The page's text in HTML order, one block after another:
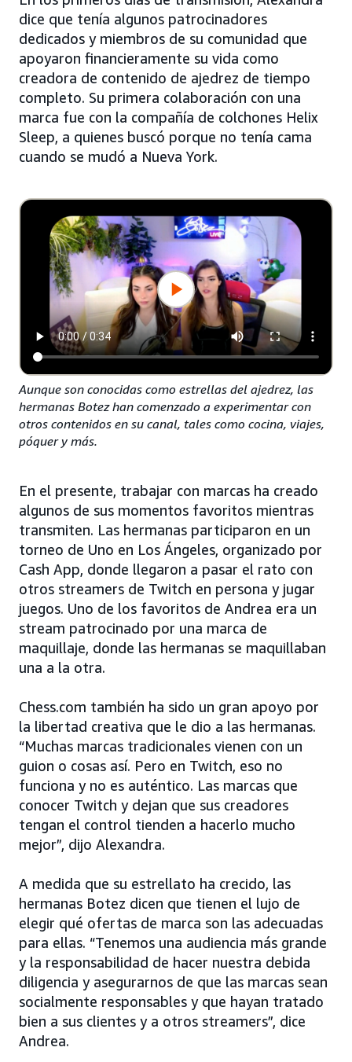
dice que tenía algunos patrocinadores
dedicados y miembros de su comunidad que
apoyaron financieramente su vida como
creadora de contenido de ajedrez de tiempo
completo. Su primera colaboración con una
marca fue con la compañía de colchones Helix
Sleep, a quienes buscó porque no tenía cama
cuando se mudó a Nueva York.
Aunque son conocidas como estrellas del ajedrez, las
hermanas Botez han comenzado a experimentar con
otros contenidos en su canal, tales como cocina, viajes,
póquer y más.
En el presente, trabajar con marcas ha creado
algunos de sus momentos favoritos mientras
transmiten. Las hermanas participaron en un
torneo de Uno en Los Ángeles, organizado por
Cash App, donde llegaron a pasar el rato con
otros streamers de Twitch en persona y jugar
juegos. Uno de los favoritos de Andrea era un
stream patrocinado por una marca de
maquillaje, donde las hermanas se maquillaban
una a la otra.
Chess.com también ha sido un gran apoyo por
la libertad creativa que le dio a las hermanas.
“Muchas marcas tradicionales vienen con un
guion o cosas así. Pero en Twitch, eso no
funciona y no es auténtico. Las marcas que
conocer Twitch y dejan que sus creadores
tengan el control tienden a hacerlo mucho
mejor”, dijo Alexandra.
A medida que su estrellato ha crecido, las
hermanas Botez dicen que tienen el lujo de
elegir qué ofertas de marca son las adecuadas
para ellas. “Tenemos una audiencia más grande
y la responsabilidad de hacer nuestra debida
diligencia y asegurarnos de que las marcas sean
socialmente responsables y que hayan tratado
bien a sus clientes y a otros streamers”, dice
Andrea.